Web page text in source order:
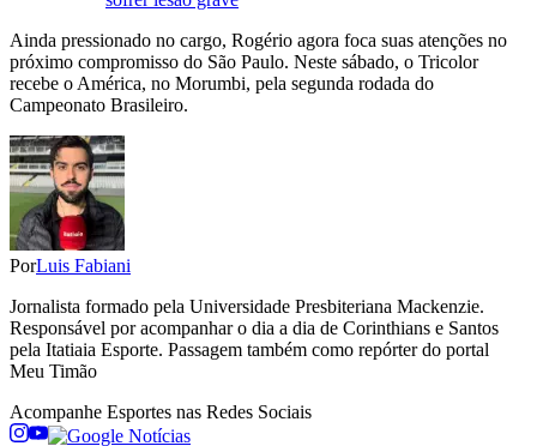
Ainda pressionado no cargo, Rogério agora foca suas atenções no
próximo compromisso do São Paulo. Neste sábado, o Tricolor
recebe o América, no Morumbi, pela segunda rodada do
Campeonato Brasileiro.
PorLuis Fabiani
Jornalista formado pela Universidade Presbiteriana Mackenzie.
Responsável por acompanhar o dia a dia de Corinthians e Santos
pela Itatiaia Esporte. Passagem também como repórter do portal
Meu Timão
Acompanhe Esportes nas Redes Sociais